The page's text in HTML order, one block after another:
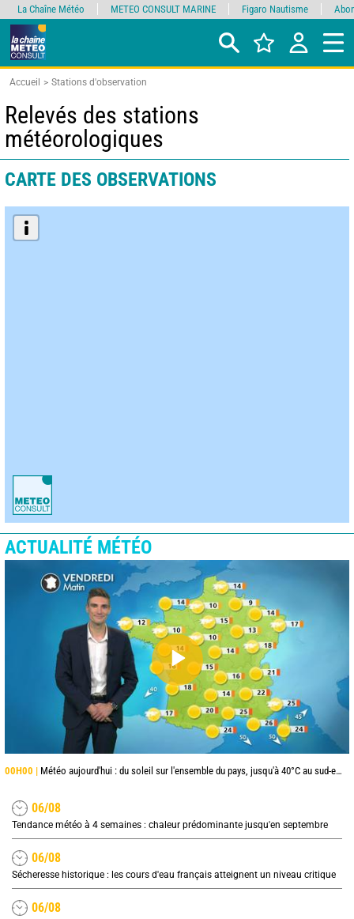
Accueil Stations d'observation
Relevés des stations
météorologiques
CARTE DES OBSERVATIONS
ACTUALITÉ MÉTÉO
00H00 | Météo aujourd'hui : du soleil sur l'ensemble du pays, jusqu'à 40°C au sud-est
06/08
Tendance météo à 4 semaines : chaleur prédominante jusqu'en septembre
06/08
Sécheresse historique : les cours d'eau français atteignent un niveau critique
06/08
La Chaîne Météo METEO CONSULT MARINE Figaro Nautisme